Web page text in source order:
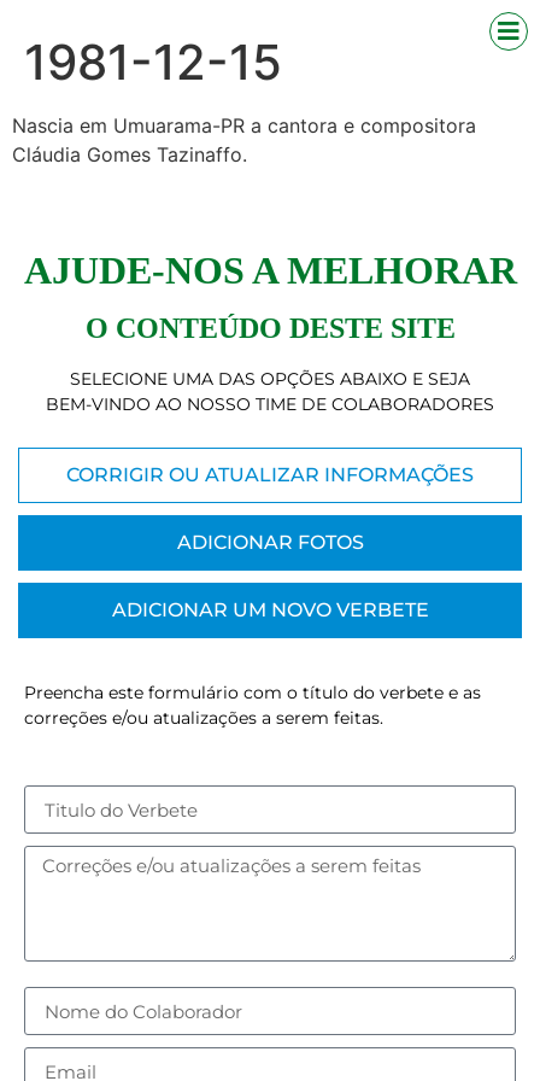
1981-12-15
Nascia em Umuarama-PR a cantora e compositora
Cláudia Gomes Tazinaffo.
AJUDE-NOS A MELHORAR
O CONTEÚDO DESTE SITE
SELECIONE UMA DAS OPÇÕES ABAIXO E SEJA
BEM-VINDO AO NOSSO TIME DE COLABORADORES
CORRIGIR OU ATUALIZAR INFORMAÇÕES
ADICIONAR FOTOS
ADICIONAR UM NOVO VERBETE
Preencha este formulário com o título do verbete e as
correções e/ou atualizações a serem feitas.